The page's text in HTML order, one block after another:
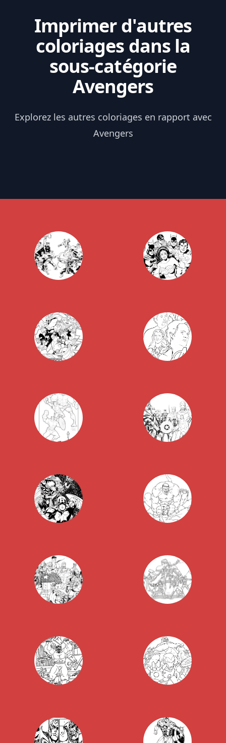
Imprimer d'autres
coloriages dans la
sous-catégorie
Avengers
Explorez les autres coloriages en rapport avec
Avengers